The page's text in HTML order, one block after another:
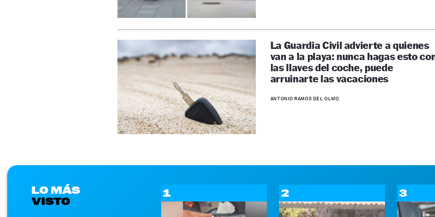
La Guardia Civil advierte a quienes
van a la playa: nunca hagas esto
las llaves del coche, puede
arruinarte las vacaciones
ANTONIO RAMOS DEL OLMO
LO MÁS
VISTO
1 2 3